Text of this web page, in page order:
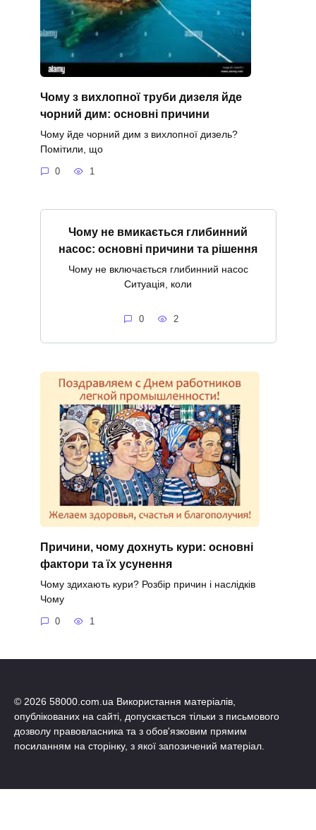
Чому з вихлопної труби дизеля йде
чорний дим: основні причини
Чому йде чорний дим з вихлопної дизель?
Помітили, що
0 1
Чому не вмикається глибинний
насос: основні причини та рішення
Чому не включається глибинний насос
Ситуація, коли
0 2
Причини, чому дохнуть кури: основні
фактори та їх усунення
Чому здихають кури? Розбір причин і наслідків
Чому
0 1
© 2026 58000.com.ua Використання матеріалів,
опублікованих на сайті, допускається тільки з письмового
дозволу правовласника та з обов'язковим прямим
посиланням на сторінку, з якої запозичений матеріал.